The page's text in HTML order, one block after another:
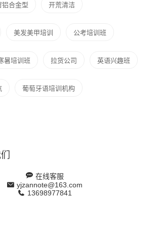
铝合金型 开荒清洁
美发美甲培训 公考培训班
暑培训班 拉货公司 英语兴趣班
葡萄牙语培训机构
在线客服
yjzannote@163.com
13698977841